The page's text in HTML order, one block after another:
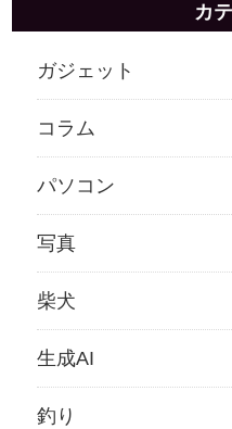
カ
ガジェット
コラム
パソコン
写真
柴犬
生成AI
釣り